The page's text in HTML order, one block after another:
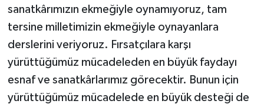
sanatkârımızın ekmeğiyle oynamıyoruz, tam
tersine milletimizin ekmeğiyle oynayanlara
derslerini veriyoruz. Fırsatçılara karşı
yürüttüğümüz mücadeleden en büyük faydayı
esnaf ve sanatkârlarımız görecektir. Bunun için
yürüttüğümüz mücadelede en büyük desteği de